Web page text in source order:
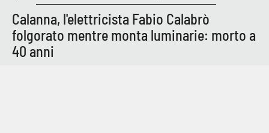
Calanna, l'elettricista Fabio Calabrò
folgorato mentre monta luminarie: morto a
40 anni